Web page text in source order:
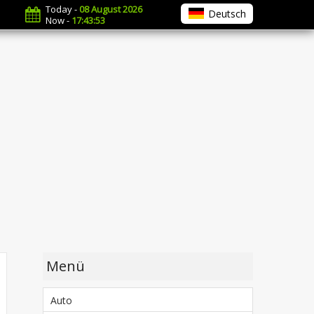
Today -08 August 2026
Now - 17:43:54 Deutsch
Menü
Auto